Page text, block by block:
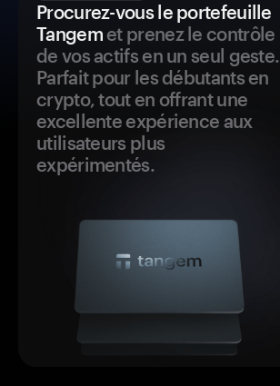
Procurez-vous le portefeuille
Tangemet prenez le contrôle
de vos actifs en un seul geste.
Parfait pour les débutants en
crypto, tout en offrant une
excellente expérience aux
utilisateurs plus
expérimentés.